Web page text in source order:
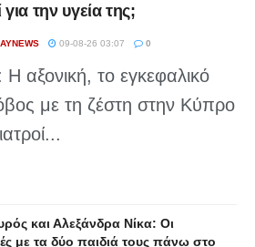
για την υγεία της;
09-08-26 03:07 0
το εγκεφαλικό
με τη ζέστη στην Κύπρο
και Αλεξάνδρα Νίκα: Οι
με τα δύο παιδιά τους πάνω στο